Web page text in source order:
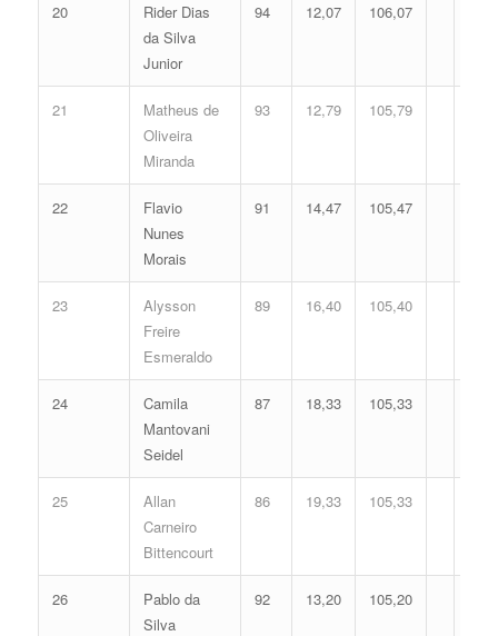
20
Rider Dias
da Silva
Junior
94 12,07 106,07
21
Matheus de
Oliveira
Miranda
93 12,79 105,79
22
Flavio
Nunes
Morais
91 14,47 105,47
23
Alysson
Freire
Esmeraldo
89 16,40 105,40
24
Camila
Mantovani
Seidel
87 18,33 105,33
25
Allan
Carneiro
Bittencourt
86 19,33 105,33
26
Pablo da
Silva
92 13,20 105,20